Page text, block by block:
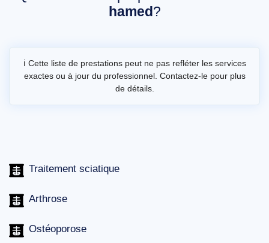
hamed?
ℹ️ Cette liste de prestations peut ne pas refléter les services
exactes ou à jour du professionnel. Contactez-le pour plus
de détails.
Traitement sciatique
Arthrose
Ostéoporose